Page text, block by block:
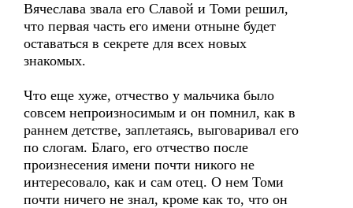
Вячеслава звала его Славой и Томи решил,
что первая часть его имени отныне будет
оставаться в секрете для всех новых
знакомых.
Что еще хуже, отчество у мальчика было
совсем непроизносимым и он помнил, как в
раннем детстве, заплетаясь, выговаривал его
по слогам. Благо, его отчество после
произнесения имени почти никого не
интересовало, как и сам отец. О нем Томи
почти ничего не знал, кроме как то, что он